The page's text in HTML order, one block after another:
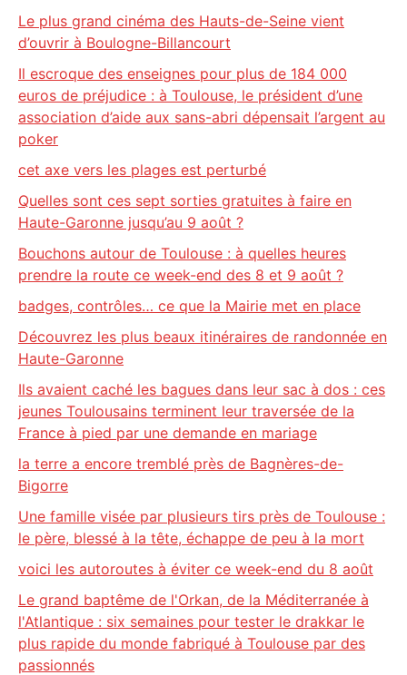
Le plus grand cinéma des Hauts-de-Seine vient
d’ouvrir à Boulogne-Billancourt
Il escroque des enseignes pour plus de 184 000
euros de préjudice : à Toulouse, le président d’une
association d’aide aux sans-abri dépensait l’argent au
poker
cet axe vers les plages est perturbé
Quelles sont ces sept sorties gratuites à faire en
Haute-Garonne jusqu’au 9 août ?
Bouchons autour de Toulouse : à quelles heures
prendre la route ce week-end des 8 et 9 août ?
badges, contrôles… ce que la Mairie met en place
Découvrez les plus beaux itinéraires de randonnée en
Haute-Garonne
Ils avaient caché les bagues dans leur sac à dos : ces
jeunes Toulousains terminent leur traversée de la
France à pied par une demande en mariage
la terre a encore tremblé près de Bagnères-de-
Bigorre
Une famille visée par plusieurs tirs près de Toulouse :
le père, blessé à la tête, échappe de peu à la mort
voici les autoroutes à éviter ce week-end du 8 août
Le grand baptême de l'Orkan, de la Méditerranée à
l'Atlantique : six semaines pour tester le drakkar le
plus rapide du monde fabriqué à Toulouse par des
passionnés